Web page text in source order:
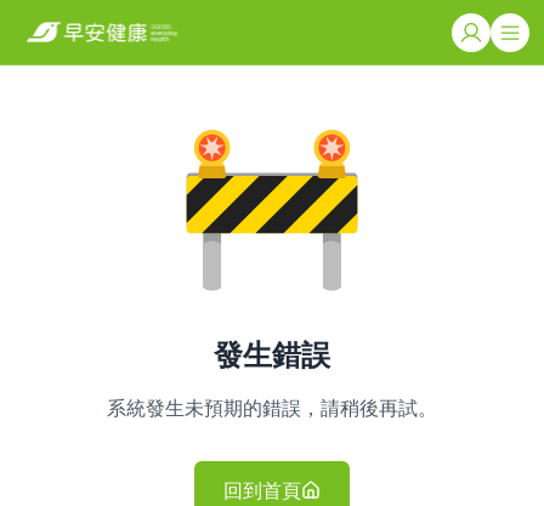
發生錯誤
系統發生未預期的錯誤，請稍後再試。
回到首頁